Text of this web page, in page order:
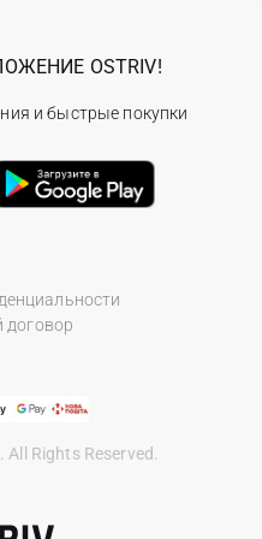
договор
Rights Reserved.
OSTRIV!
и быстрые покупки